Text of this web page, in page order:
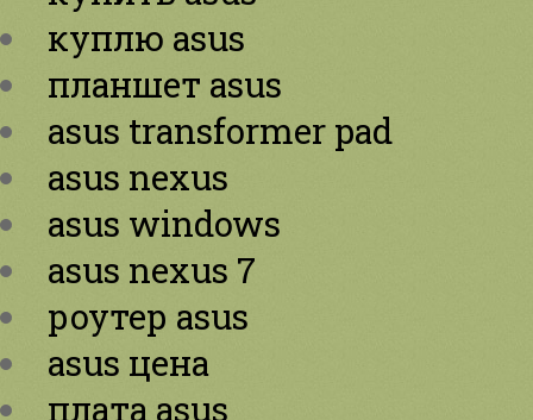
куплю asus
планшет asus
asus transformer pad
asus nexus
asus windows
asus nexus 7
роутер asus
asus цена
плата asus